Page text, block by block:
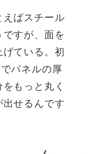
えばスチール
すが、面を
げている。初
パネルの厚
もっと丸く
せるんです